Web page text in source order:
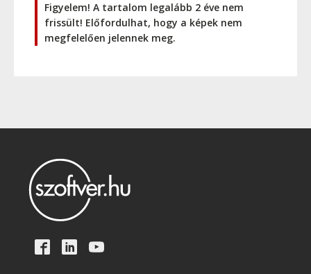
Figyelem! A tartalom legalább 2 éve nem
frissült! Előfordulhat, hogy a képek nem
megfelelően jelennek meg.